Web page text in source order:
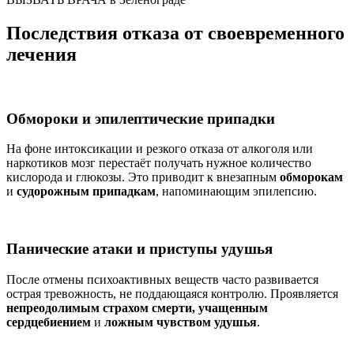
Последствия отказа от своевременного
лечения
Обмороки и эпилептические припадки
На фоне интоксикации и резкого отказа от алкоголя или
наркотиков мозг перестаёт получать нужное количество
кислорода и глюкозы. Это приводит к внезапным обморокам
и судорожным припадкам, напоминающим эпилепсию.
Панические атаки и приступы удушья
После отмены психоактивных веществ часто развивается
острая тревожность, не поддающаяся контролю. Проявляется
непреодолимым страхом смерти, учащенным
сердцебиением и ложным чувством удушья.